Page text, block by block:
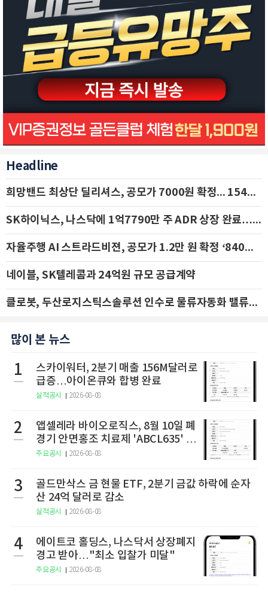
Headline
희망밴드 최상단 딜리셔스, 공모가 7000원 확정... 154억 규모 IPO 돌입
SK하이닉스, 나스닥에 1억7790만 주 ADR 상장 완료…29일 국내 추가 상장
자율주행 AI 스트라드비젼, 공모가 1.2만 원 확정 ‘840억 수혈’
네이블, SK텔레콤과 24억원 규모 공급계약
클로봇, 두산로지스틱스솔루션 인수로 물류자동화 밸류체인 확장 추진 - IBK투자증권
많이 본 뉴스
1
스카이워터, 2분기 매출 156M달러로
급증…아이온큐와 합병 완료
실적공시 2026-08-08
2
앱셀레라 바이오로직스, 8월 10일 폐
경기 안면홍조 치료제 'ABCL635' 임
상 2상 결과 발표
주요공시 2026-08-08
3
골드만삭스 금 현물 ETF, 2분기 금값 하락에 순자
산 24억 달러로 감소
실적공시 2026-08-08
4
에이트코 홀딩스, 나스닥서 상장폐지
경고 받아…"최소 입찰가 미달"
주요공시 2026-08-08